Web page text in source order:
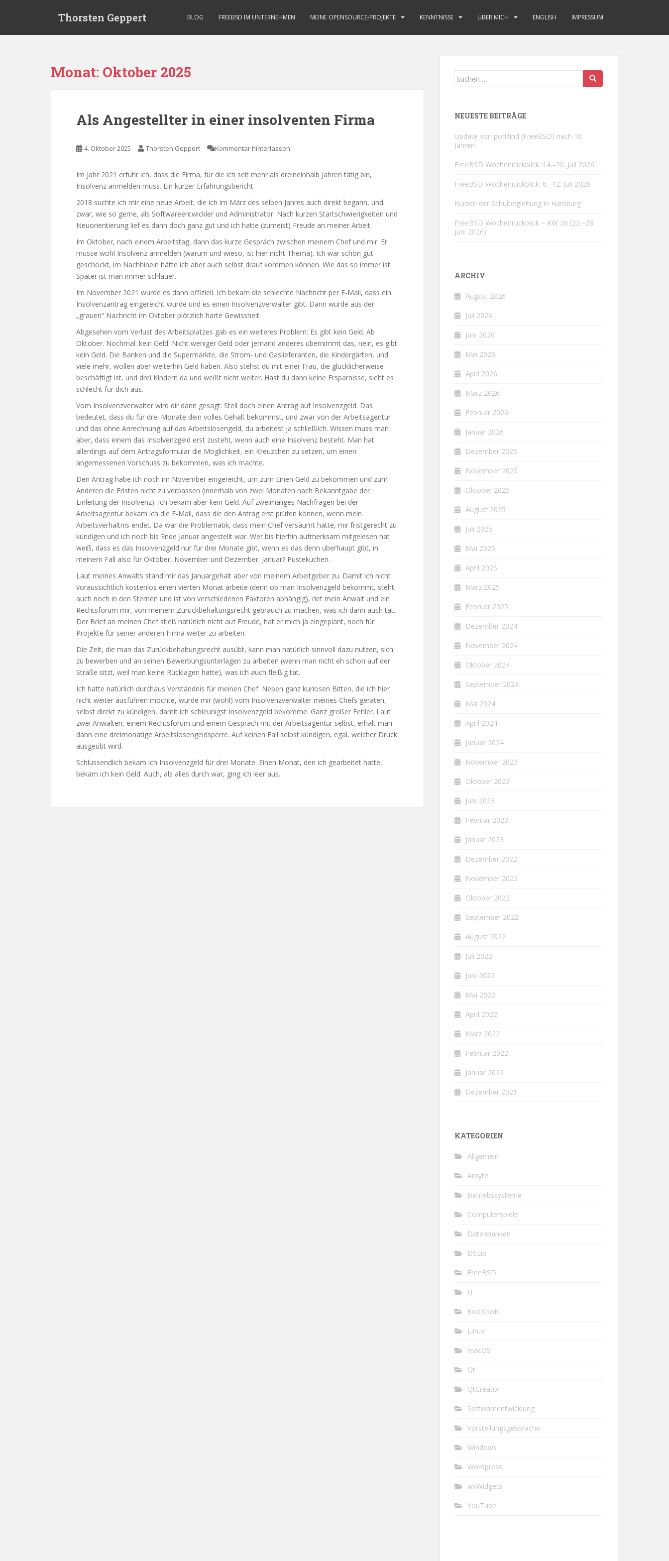
Thorsten Geppert BLOG FREEBSD IM UNTERNEHMEN MEINE OPENSOURCE-PROJEKTE KENNTNISSE ÜBER MICH ENGLISH IMPRESSUM
Monat: Oktober 2025
Als Angestellter in einer insolventen Firma
4. Oktober 2025 Thorsten Geppert Kommentar hinterlassen
Im Jahr 2021 erfuhr ich, dass die Firma, für die ich seit mehr als dreineinhalb Jahren tätig bin,
Insolvenz anmelden muss. Ein kurzer Erfahrungsbericht.
2018 suchte ich mir eine neue Arbeit, die ich im März des selben Jahres auch direkt begann, und
zwar, wie so gerne, als Softwareentwickler und Administrator. Nach kurzen Startschwierigkeiten und
Neuorientierung lief es dann doch ganz gut und ich hatte (zumeist) Freude an meiner Arbeit.
Im Oktober, nach einem Arbeitstag, dann das kurze Gespräch zwischen meinem Chef und mir. Er
müsse wohl Insolvenz anmelden (warum und wieso, ist hier nicht Thema). Ich war schon gut
geschockt, im Nachhinein hätte ich aber auch selbst drauf kommen können. Wie das so immer ist:
Später ist man immer schlauer.
Im November 2021 wurde es dann offiziell. Ich bekam die schlechte Nachricht per E-Mail, dass ein
Insolvenzantrag eingereicht wurde und es einen Insolvenzverwalter gibt. Dann wurde aus der
„grauen“ Nachricht im Oktober plötzlich harte Gewissheit.
Abgesehen vom Verlust des Arbeitsplatzes gab es ein weiteres Problem: Es gibt kein Geld. Ab
Oktober. Nochmal: kein Geld. Nicht weniger Geld oder jemand anderes übernimmt das, nein, es gibt
kein Geld. Die Banken und die Supermärkte, die Strom- und Gaslieferanten, die Kindergärten, und
viele mehr, wollen aber weiterhin Geld haben. Also stehst du mit einer Frau, die glücklicherweise
beschäftigt ist, und drei Kindern da und weißt nicht weiter. Hast du dann keine Ersparnisse, sieht es
schlecht für dich aus.
Vom Insolvenzverwalter wird dir dann gesagt: Stell doch einen Antrag auf Insolvenzgeld. Das
bedeutet, dass du für drei Monate dein volles Gehalt bekommst, und zwar von der Arbeitsagentur
und das ohne Anrechnung auf das Arbeitslosengeld, du arbeitest ja schließlich. Wissen muss man
aber, dass einem das Insolvenzgeld erst zusteht, wenn auch eine Insolvenz besteht. Man hat
allerdings auf dem Antragsformular die Möglichkeit, ein Kreuzchen zu setzen, um einen
angemessenen Vorschuss zu bekommen, was ich machte.
Den Antrag habe ich noch im November eingereicht, um zum Einen Geld zu bekommen und zum
Anderen die Fristen nicht zu verpassen (innerhalb von zwei Monaten nach Bekanntgabe der
Einleitung der Insolvenz). Ich bekam aber kein Geld. Auf zweimaliges Nachfragen bei der
Arbeitsagentur bekam ich die E-Mail, dass die den Antrag erst prüfen können, wenn mein
Arbeitsverhältnis endet. Da war die Problematik, dass mein Chef versäumt hatte, mir fristgerecht zu
kündigen und ich noch bis Ende Januar angestellt war. Wer bis hierhin aufmerksam mitgelesen hat
weiß, dass es das Insolvenzgeld nur für drei Monate gibt, wenn es das denn überhaupt gibt, in
meinem Fall also für Oktober, November und Dezember. Januar? Pustekuchen.
Laut meines Anwalts stand mir das Januargehalt aber von meinem Arbeitgeber zu. Damit ich nicht
voraussichtlich kostenlos einen vierten Monat arbeite (denn ob man Insolvenzgeld bekommt, steht
auch noch in den Sternen und ist von verschiedenen Faktoren abhängig), riet mein Anwalt und ein
Rechtsforum mir, von meinem Zurückbehaltungsrecht gebrauch zu machen, was ich dann auch tat.
Der Brief an meinen Chef stieß natürlich nicht auf Freude, hat er mich ja eingeplant, noch für
Projekte für seiner anderen Firma weiter zu arbeiten.
Die Zeit, die man das Zurückbehaltungsrecht ausübt, kann man natürlich sinnvoll dazu nutzen, sich
zu bewerben und an seinen Bewerbungsunterlagen zu arbeiten (wenn man nicht eh schon auf der
Straße sitzt, weil man keine Rücklagen hatte), was ich auch fleißig tat.
Ich hatte natürlich durchaus Verständnis für meinen Chef. Neben ganz kuriosen Bitten, die ich hier
nicht weiter ausführen möchte, wurde mir (wohl) vom Insolvenzverwalter meines Chefs geraten,
selbst direkt zu kündigen, damit ich schleunigst Insolvenzgeld bekomme. Ganz großer Fehler. Laut
zwei Anwälten, einem Rechtsforum und einem Gespräch mit der Arbeitsagentur selbst, erhält man
dann eine dreimonatige Arbeitslosengeldsperre. Auf keinen Fall selbst kündigen, egal, welcher Druck
ausgeübt wird.
Schlussendlich bekam ich Insolvenzgeld für drei Monate. Einen Monat, den ich gearbeitet hatte,
bekam ich kein Geld. Auch, als alles durch war, ging ich leer aus.
Suchen
NEUESTE BEITRÄGE
Update von portfind (FreeBSD) nach 10
Jahren
FreeBSD Wochenrückblick: 14.–20. Juli 2026
FreeBSD Wochenrückblick: 6.–12. Juli 2026
Kürzen der Schulbegleitung in Hamburg
FreeBSD Wochenrückblick – KW 26 (22.–28.
Juni 2026)
ARCHIV
August 2026
Juli 2026
Juni 2026
Mai 2026
April 2026
März 2026
Februar 2026
Januar 2026
Dezember 2025
November 2025
Oktober 2025
August 2025
Juli 2025
Mai 2025
April 2025
März 2025
Februar 2025
Dezember 2024
November 2024
Oktober 2024
September 2024
Mai 2024
April 2024
Januar 2024
November 2023
Oktober 2023
Juni 2023
Februar 2023
Januar 2023
Dezember 2022
November 2022
Oktober 2022
September 2022
August 2022
Juli 2022
Juni 2022
Mai 2022
April 2022
März 2022
Februar 2022
Januar 2022
Dezember 2021
KATEGORIEN
Allgemein
Arbyte
Betriebssysteme
Computerspiele
Datenbanken
DSLib
FreeBSD
IT
KooKooK
Linux
macOS
Qt
QtCreator
Softwareentwicklung
Vorstellungsgespräche
Windows
Wordpress
wxWidgets
YouTube